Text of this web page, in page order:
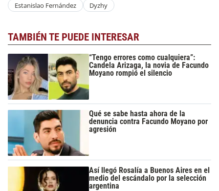
Estanislao Fernández Dyzhy
TAMBIÉN TE PUEDE INTERESAR
“Tengo errores como cualquiera”:
Candela Arizaga, la novia de Facundo
Moyano rompió el silencio
Qué se sabe hasta ahora de la
denuncia contra Facundo Moyano por
agresión
Así llegó Rosalía a Buenos Aires en el
medio del escándalo por la selección
argentina